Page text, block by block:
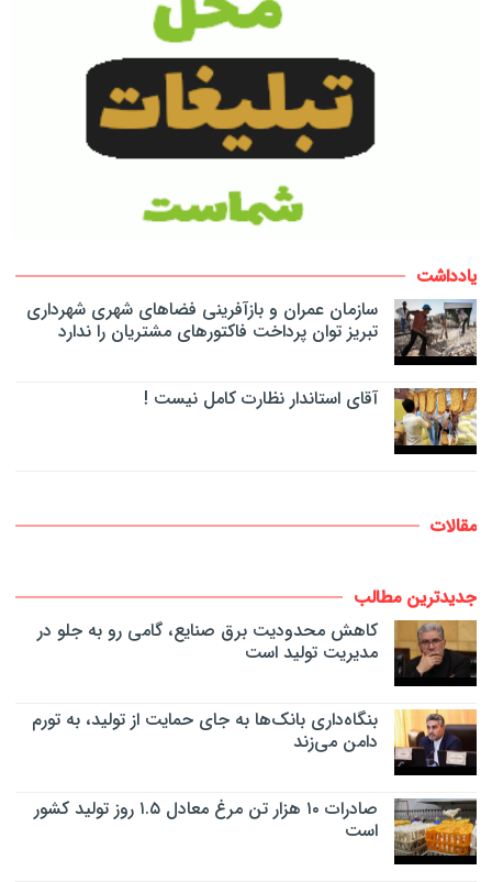
یادداشت
سازمان عمران و بازآفرینی فضاهای شهری شهرداری
تبریز توان پرداخت فاکتورهای مشتریان را ندارد
آقای استاندار نظارت کامل نیست !
مقالات
جدیدترین مطالب
کاهش محدودیت برق صنایع، گامی رو به جلو در
مدیریت تولید است
بنگاه‌داری بانک‌ها به جای حمایت از تولید، به تورم
دامن می‌زند
صادرات ۱۰ هزار تن مرغ معادل ۱.۵ روز تولید کشور
است